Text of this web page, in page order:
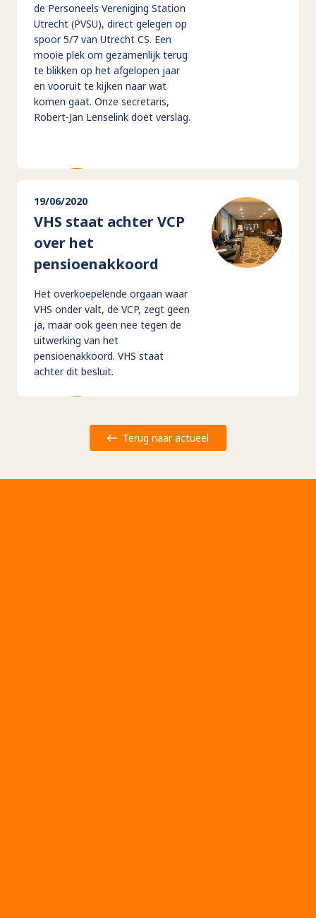
de Personeels Vereniging Station
Utrecht (PVSU), direct gelegen op
spoor 5/7 van Utrecht CS. Een
mooie plek om gezamenlijk terug
te blikken op het afgelopen jaar
en vooruit te kijken naar wat
komen gaat. Onze secretaris,
Robert-Jan Lenselink doet verslag.
19/06/2020
VHS staat achter VCP
over het
pensioenakkoord
Het overkoepelende orgaan waar
VHS onder valt, de VCP, zegt geen
ja, maar ook geen nee tegen de
uitwerking van het
pensioenakkoord. VHS staat
achter dit besluit.
Terug naar actueel